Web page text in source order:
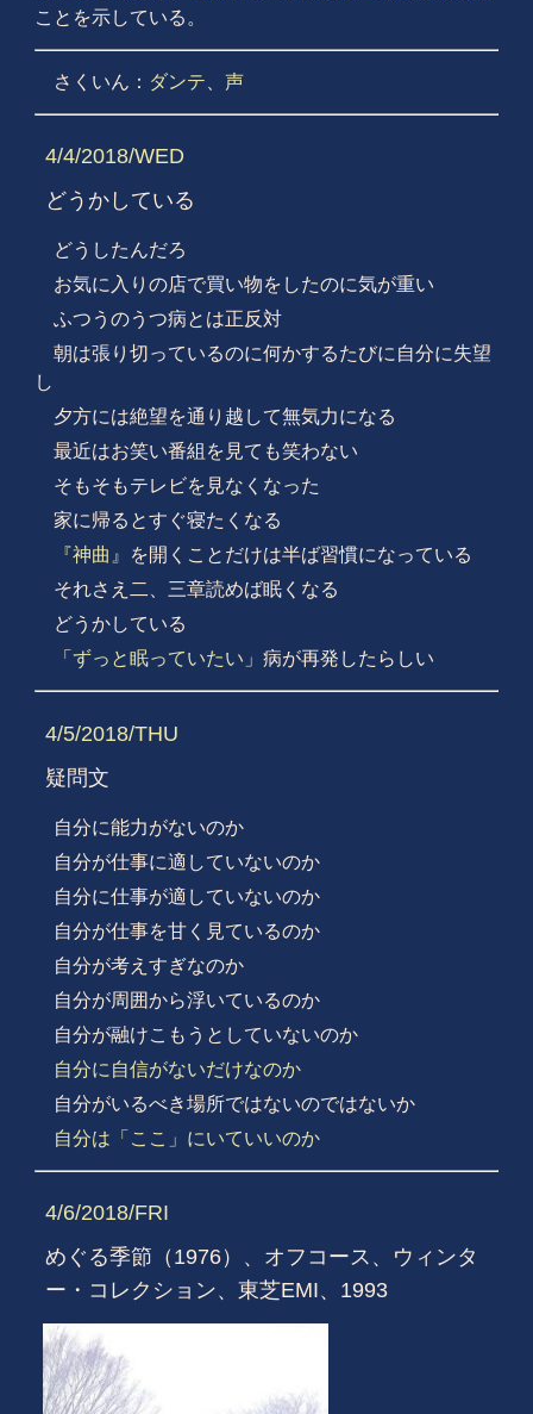
ことを示している。
さくいん： ダンテ 声
4/4/2018/WED
どうかしている
どうしたんだろ
お気に入りの店で買い物をしたのに気が重い
ふつうのうつ病とは正反対
朝は張り切っているのに何かするたびに自分に失望
し
夕方には絶望を通り越して無気力になる
最近はお笑い番組を見ても笑わない
そもそもテレビを見なくなった
家に帰るとすぐ寝たくなる
『神曲』
を開くことだけは半ば習慣になっている
それさえ二、三章読めば眠くなる
どうかしている
「 ずっと眠っていたい 」病が再発したらしい
4/5/2018/THU
疑問文
自分に能力がないのか
自分が仕事に適していないのか
自分に仕事が適していないのか
自分が仕事を甘く見ているのか
自分が考えすぎなのか
自分が周囲から浮いているのか
自分が融けこもうとしていないのか
自分に自信がないだけなのか
自分がいるべき場所ではないのではないか
自分は「ここ」にいていいのか
4/6/2018/FRI
めぐる季節（1976）、オフコース、ウィンタ
ー・コレクション、東芝EMI、1993